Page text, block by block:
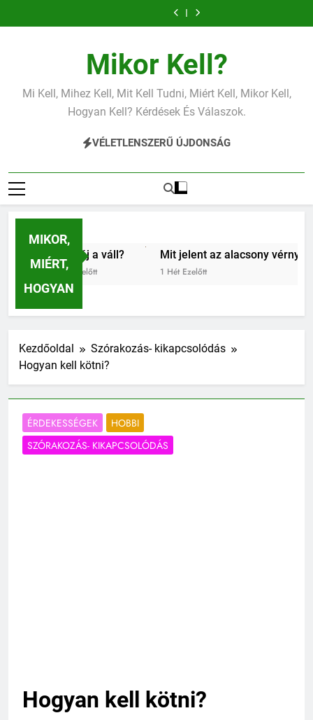
a
magas
alacsony vas?
Miért fáj a váll?
Mit jelent az
Mit jelent a
alacsony
vérnyomás?Mikor Kell?
Mi Kell, Mihez Kell, Mit Kell Tudni, Miért Kell, Mikor Kell,
Hogyan Kell? Kérdések És Válaszok.
VÉLETLENSZERŰ ÚJDONSÁG
MIKOR,
MIÉRT,
HOGYAN
Miért fáj a váll?
5 Nap Ezelőtt
Mit jelent az alacsony vérnyomás?
1 Hét Ezelőtt
Kezdőoldal
Szórakozás- kikapcsolódás
Hogyan kell kötni?
ÉRDEKESSÉGEK
HOBBI
SZÓRAKOZÁS- KIKAPCSOLÓDÁS
Hogyan kell kötni?